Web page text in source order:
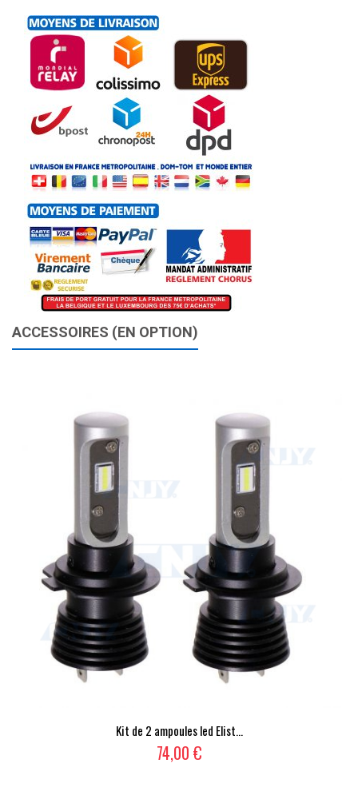
ACCESSOIRES (EN OPTION)
Kit de 2 ampoules led Elist...
74,00 €